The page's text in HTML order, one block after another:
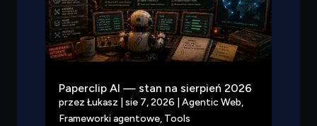
Paperclip AI — stan na sierpień 2026
przez Łukasz sie 7, 2026 Agentic Web,
Frameworki agentowe, Tools